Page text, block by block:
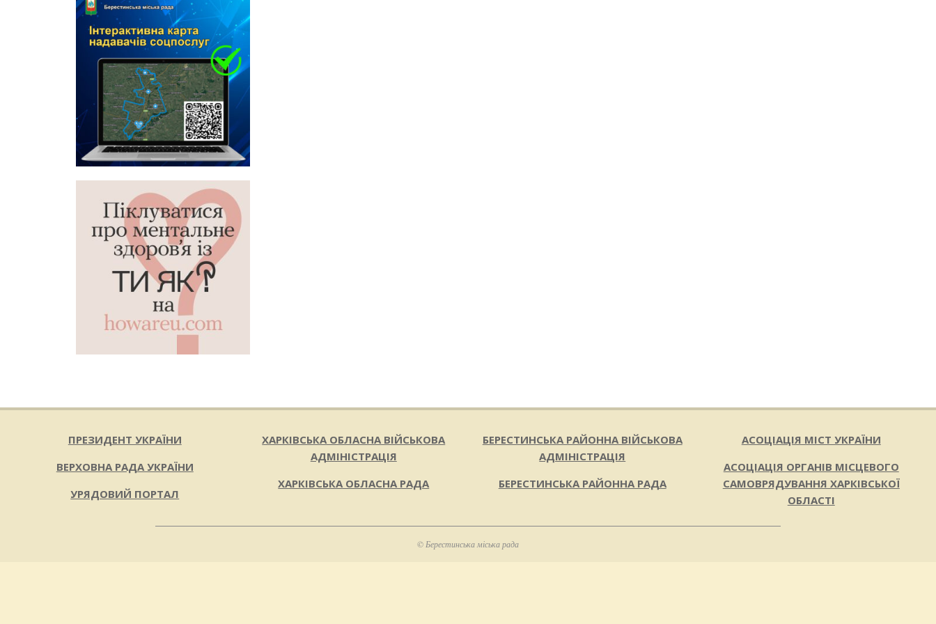
ПРЕЗИДЕНТ УКРАЇНИ
ВЕРХОВНА РАДА УКРАЇНИ
УРЯДОВИЙ ПОРТАЛ
ХАРКІВСЬКА ОБЛАСНА ВІЙСЬКОВА
АДМІНІСТРАЦІЯ
ХАРКІВСЬКА ОБЛАСНА РАДА
БЕРЕСТИНСЬКА РАЙОННА ВІЙСЬКОВА
АДМІНІСТРАЦІЯ
БЕРЕСТИНСЬКА РАЙОННА РАДА
АСОЦІАЦІЯ МІСТ УКРАЇНИ
АСОЦІАЦІЯ ОРГАНІВ МІСЦЕВОГО
САМОВРЯДУВАННЯ ХАРКІВСЬКОЇ
ОБЛАСТІ
© Берестинська міська рада